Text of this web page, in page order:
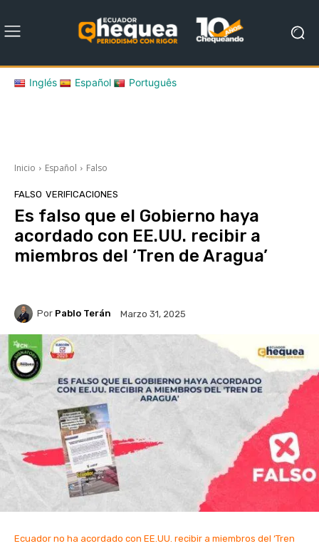
Inglés Español Português
Inicio Español Falso
FALSO VERIFICACIONES
Es falso que el Gobierno haya
acordado con EE.UU. recibir a
miembros del ‘Tren de Aragua’
Por Pablo Terán Marzo 31, 2025
Ecuador no ha acordado con EE.UU. recibir a miembros del ‘Tren